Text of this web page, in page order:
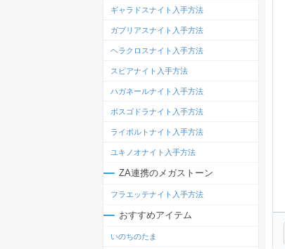
ギャラドスナイト入手方法
ガブリアスナイト入手方法
ヘラクロスナイト入手方法
スピアナイト入手方法
ハガネールナイト入手方法
ボスゴドラナイト入手方法
ライボルトナイト入手方法
ユキノオナイト入手方法
ZA連携のメガストーン
フラエッテナイト入手方法
おすすめアイテム
いのちのたま